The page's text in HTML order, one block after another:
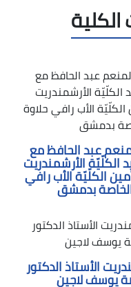
الكلية
عبد الحافظ مع
الأرشمندريت
الكلّيّة الأب رافي
بدمشق
الأستاذ الدكتور
يوسف لاجين